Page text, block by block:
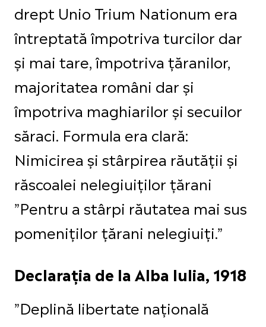
drept Unio Trium Nationum era
întreptată împotriva turcilor dar
și mai tare, împotriva țăranilor,
majoritatea români dar și
împotriva maghiarilor și secuilor
săraci. Formula era clară:
Nimicirea și stârpirea răutății și
răscoalei nelegiuiților țărani
”Pentru a stârpi răutatea mai sus
pomeniților țărani nelegiuiți.”
Declarația de la Alba Iulia, 1918
”Deplină libertate națională